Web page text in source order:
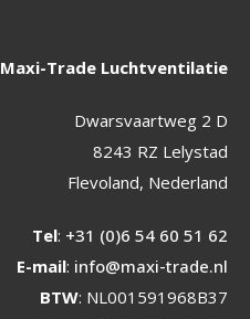
Maxi-Trade Luchtventilatie
Dwarsvaartweg 2 D
8243 RZ Lelystad
Flevoland, Nederland
Tel: +31 (0)6 54 60 51 62
E-mail: info@maxi-trade.nl
BTW: NL001591968B37